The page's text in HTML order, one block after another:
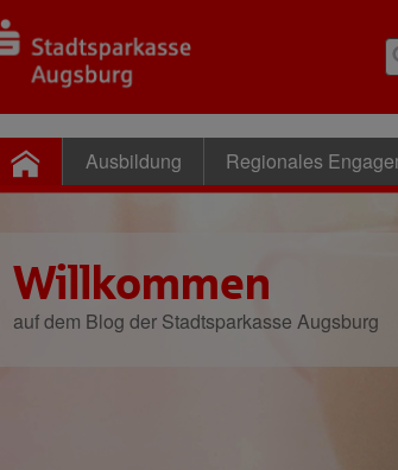
Ausbildung Regionales
Willkommen
auf dem Blog der Stadtsparkasse Augsburg